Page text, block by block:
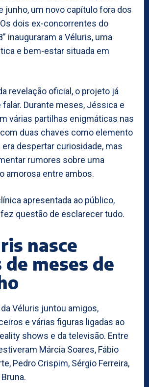
junho, um novo capítulo fora dos
dois ex-concorrentes do
inauguraram a Véluris, uma
e bem-estar situada em
revelação oficial, o projeto já
falar. Durante meses, Jéssica e
várias partilhas enigmáticas nas
duas chaves como elemento
era despertar curiosidade, mas
rumores sobre uma
amorosa entre ambos.
apresentada ao público,
questão de esclarecer tudo.
nasce
de meses de
Véluris juntou amigos,
e várias figuras ligadas ao
shows e da televisão. Entre
Márcia Soares, Fábio
Pedro Crispim, Sérgio Ferreira,